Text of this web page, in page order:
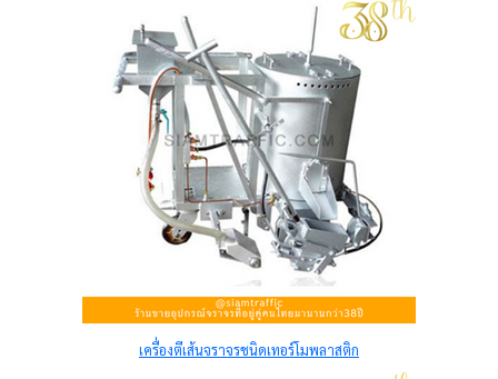
เครื่องตีเส้นจราจรชนิดเทอร์โมพลาสติก